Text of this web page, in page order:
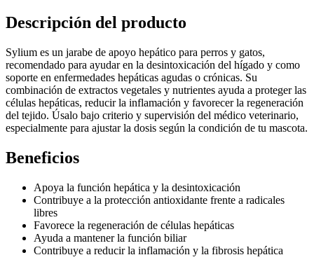
Descripción del producto
Sylium es un jarabe de apoyo hepático para perros y gatos,
recomendado para ayudar en la desintoxicación del hígado y como
soporte en enfermedades hepáticas agudas o crónicas. Su
combinación de extractos vegetales y nutrientes ayuda a proteger las
células hepáticas, reducir la inflamación y favorecer la regeneración
del tejido. Úsalo bajo criterio y supervisión del médico veterinario,
especialmente para ajustar la dosis según la condición de tu mascota.
Beneficios
Apoya la función hepática y la desintoxicación
Contribuye a la protección antioxidante frente a radicales
libres
Favorece la regeneración de células hepáticas
Ayuda a mantener la función biliar
Contribuye a reducir la inflamación y la fibrosis hepática